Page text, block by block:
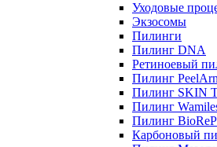
Уходовые
Экзосомы
Пилинги
Пилинг DNA
Ретиноевый
Пилинг
Пилинг SKIN
Пилинг
Пилинг
Карбоновый